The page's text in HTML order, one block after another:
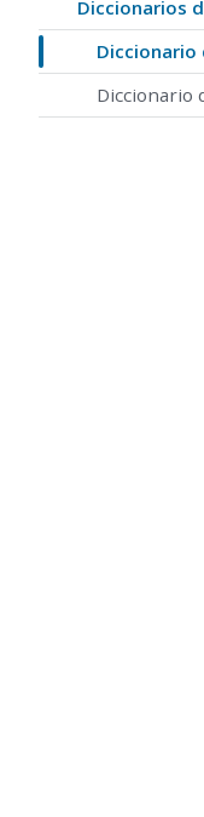
Diccionarios
Diccionario
Diccionario